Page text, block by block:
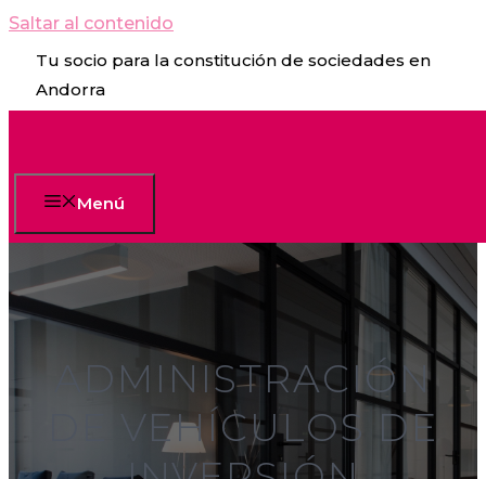
Saltar al contenido
Tu socio para la constitución de sociedades en
Andorra
Menú
ADMINISTRACIÓN
DE VEHÍCULOS DE